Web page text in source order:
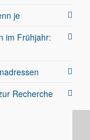
je
im Frühjahr:
Recherche